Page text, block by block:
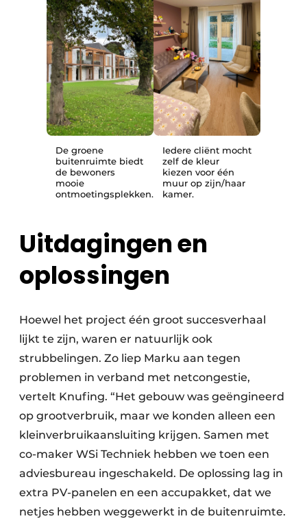
De groene
buitenruimte biedt
de bewoners
mooie
ontmoetingsplekken.
Iedere cliënt mocht
zelf de kleur
kiezen voor één
muur op zijn/haar
kamer.
Uitdagingen en
oplossingen
Hoewel het project één groot succesverhaal
lijkt te zijn, waren er natuurlijk ook
strubbelingen. Zo liep Marku aan tegen
problemen in verband met netcongestie,
vertelt Knufing. “Het gebouw was geëngineerd
op grootverbruik, maar we konden alleen een
kleinverbruikaansluiting krijgen. Samen met
co-maker WSi Techniek hebben we toen een
adviesbureau ingeschakeld. De oplossing lag in
extra PV-panelen en een accupakket, dat we
netjes hebben weggewerkt in de buitenruimte.